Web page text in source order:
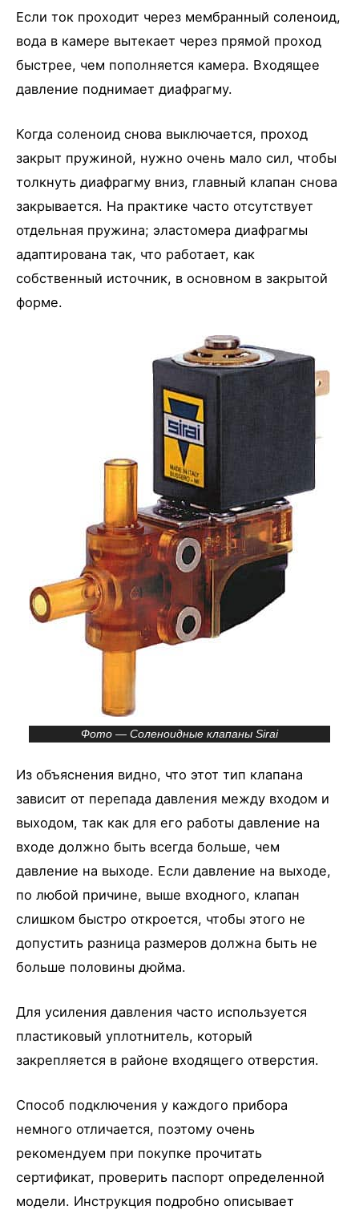
Если ток проходит через мембранный соленоид,
вода в камере вытекает через прямой проход
быстрее, чем пополняется камера. Входящее
давление поднимает диафрагму.
Когда соленоид снова выключается, проход
закрыт пружиной, нужно очень мало сил, чтобы
толкнуть диафрагму вниз, главный клапан снова
закрывается. На практике часто отсутствует
отдельная пружина; эластомера диафрагмы
адаптирована так, что работает, как
собственный источник, в основном в закрытой
форме.
Фото — Соленоидные клапаны Sirai
Из объяснения видно, что этот тип клапана
зависит от перепада давления между входом и
выходом, так как для его работы давление на
входе должно быть всегда больше, чем
давление на выходе. Если давление на выходе,
по любой причине, выше входного, клапан
слишком быстро откроется, чтобы этого не
допустить разница размеров должна быть не
больше половины дюйма.
Для усиления давления часто используется
пластиковый уплотнитель, который
закрепляется в районе входящего отверстия.
Способ подключения у каждого прибора
немного отличается, поэтому очень
рекомендуем при покупке прочитать
сертификат, проверить паспорт определенной
модели. Инструкция подробно описывает